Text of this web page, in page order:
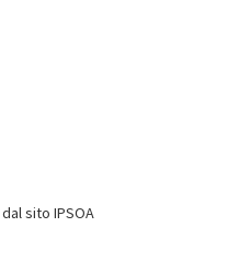
dal sito IPSOA